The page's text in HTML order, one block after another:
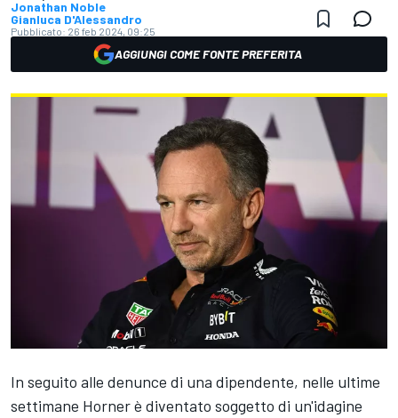
Jonathan Noble
Gianluca D'Alessandro
Pubblicato: 26 feb 2024, 09:25
AGGIUNGI COME FONTE PREFERITA
In seguito alle denunce di una dipendente, nelle ultime
settimane Horner è diventato soggetto di un'idagine